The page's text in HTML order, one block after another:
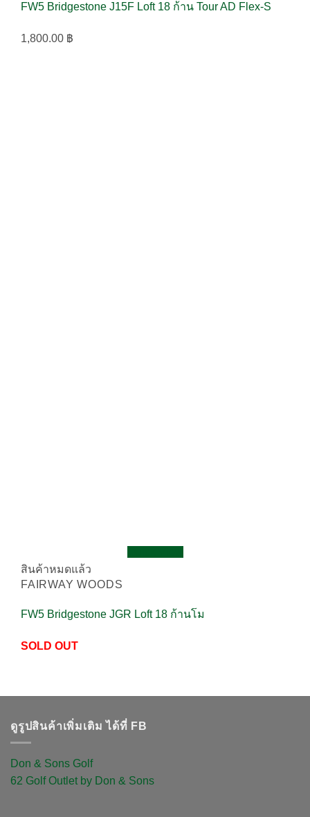
FW5 Bridgestone J15F Loft 18 ก้าน Tour AD Flex-S
1,800.00 ฿
สินค้าหมดแล้ว
FAIRWAY WOODS
FW5 Bridgestone JGR Loft 18 ก้านโม
SOLD OUT
ดูรูปสินค้าเพิ่มเติม ได้ที่ FB
Don & Sons Golf
62 Golf Outlet by Don & Sons